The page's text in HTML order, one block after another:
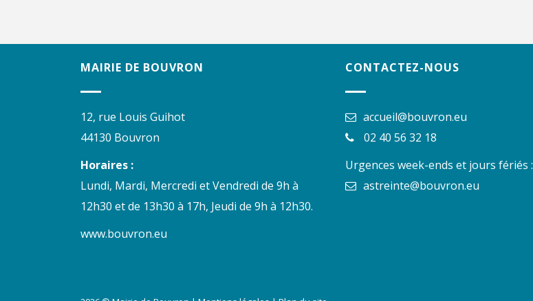
MAIRIE DE BOUVRON
12, rue Louis Guihot
44130 Bouvron
Horaires :
Lundi, Mardi, Mercredi et Vendredi de 9h à
12h30 et de 13h30 à 17h, Jeudi de 9h à 12h30.
www.bouvron.eu
CONTACTEZ-NOUS
accueil@bouvron.eu
02 40 56 32 18
Urgences week-ends et jours fériés :
astreinte@bouvron.eu